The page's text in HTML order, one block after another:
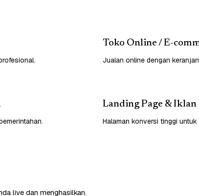
Toko Online / E-
Jualan online dengan
Landing Page & Iklan
Halaman konversi tinggi
live dan menghasilkan.